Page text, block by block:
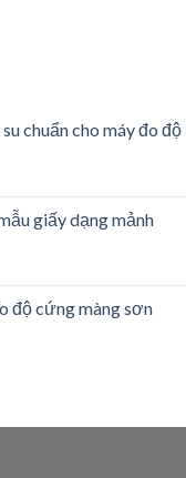
chuẩn cho máy đo
giấy dạng mảnh
độ cứng màng sơn